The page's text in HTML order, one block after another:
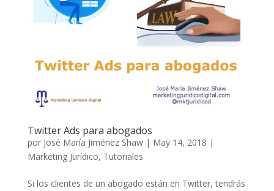
Twitter Ads para abogados
por José María Jiménez Shaw| May 14, 2018 |
Marketing Jurídico, Tutoriales
Si los clientes de un abogado están en Twitter, tendrás